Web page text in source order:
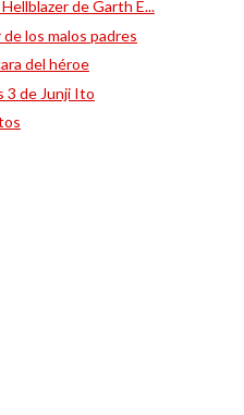
de Garth E...
los malos padres
del héroe
3 de Junji Ito